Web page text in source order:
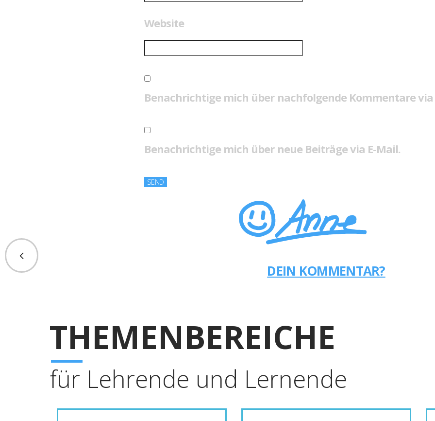
Website
Benachrichtige mich über nachfolgende Kommentare via
Benachrichtige mich über neue Beiträge via E-Mail.
DEIN KOMMENTAR?
THEMENBEREICHE
für Lehrende und Lernende